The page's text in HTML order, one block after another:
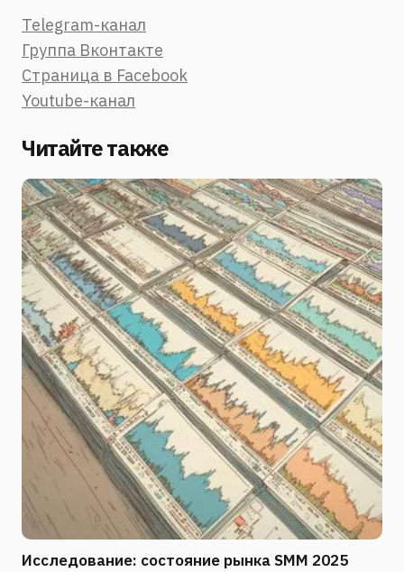
Telegram-канал
Группа Вконтакте
Страница в Facebook
Youtube-канал
Читайте также
Исследование: состояние рынка SMM 2025